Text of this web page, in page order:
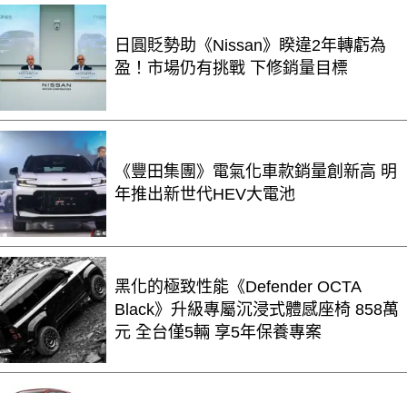
日圓貶勢助《Nissan》睽違2年轉虧為
盈！市場仍有挑戰 下修銷量目標
《豐田集團》電氣化車款銷量創新高 明
年推出新世代HEV大電池
黑化的極致性能《Defender OCTA
Black》升級專屬沉浸式體感座椅 858萬
元 全台僅5輛 享5年保養專案